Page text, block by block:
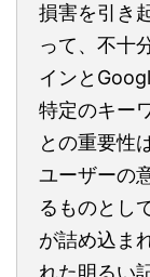
損害を引き
って、不十
インと
特定のキー
との重要性
ユーザーの
るものとし
が詰め込ま